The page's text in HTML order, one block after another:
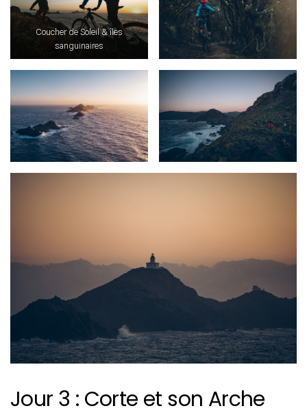
Coucher de Soleil & îles
sanguinaires
Jour 3 : Corte et son Arche